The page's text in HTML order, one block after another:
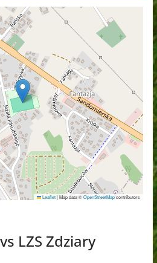
Leaflet |Map data ©OpenStreetMapcontributors
LZS Zdziary